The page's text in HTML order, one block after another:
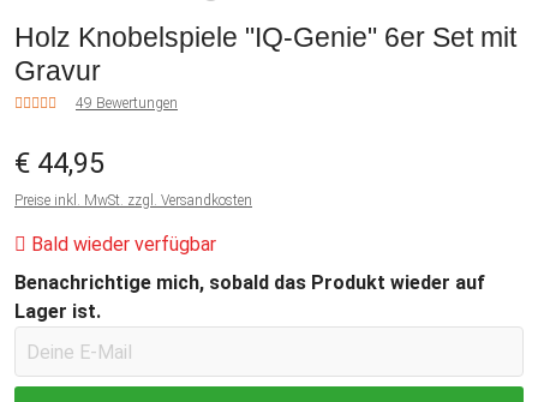
Holz Knobelspiele "IQ-Genie" 6er Set mit
Gravur
49 Bewertungen
€ 44,95
Preise inkl. MwSt. zzgl. Versandkosten
Bald wieder verfügbar
Benachrichtige mich, sobald das Produkt wieder auf
Lager ist.